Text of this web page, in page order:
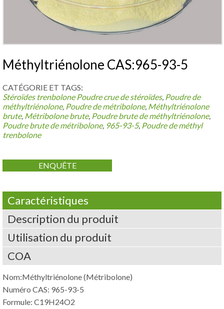
Méthyltriénolone CAS:965-93-5
CATÉGORIE ET ​​TAGS:
Stéroïdes trenbolone Poudre crue de stéroïdes, Poudre de
méthyltriénolone, Poudre de métribolone, Méthyltriénolone
brute, Métribolone brute, Poudre brute de méthyltriénolone,
Poudre brute de métribolone, 965-93-5, Poudre de méthyl
trenbolone
ENQUÊTE
Caractéristiques
Description du produit
Utilisation du produit
COA
Nom:Méthyltriénolone (Métribolone)
Numéro CAS: 965-93-5
Formule: C19H24O2